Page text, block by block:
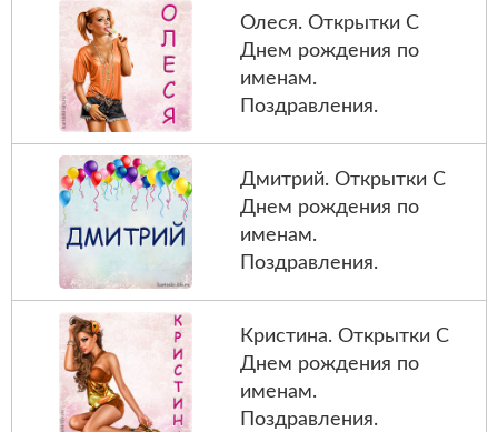
Олеся. Открытки С
Днем рождения по
именам.
Поздравления.
Дмитрий. Открытки С
Днем рождения по
именам.
Поздравления.
Кристина. Открытки С
Днем рождения по
именам.
Поздравления.